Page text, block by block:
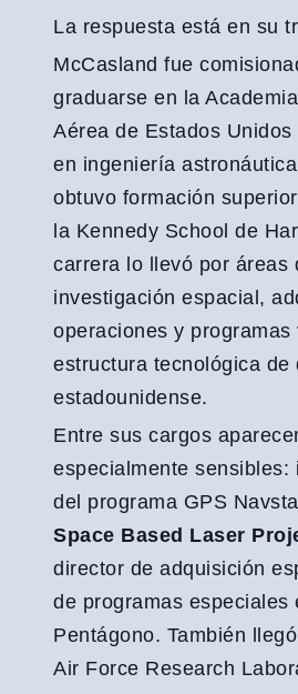
La respuesta está en su
McCasland fue
graduarse en la
Aérea de Estados
en ingeniería
obtuvo formación
la Kennedy School de
carrera lo llevó por áreas
investigación espacial,
operaciones y
estructura tecnológica de
estadounidense.
Entre sus cargos
especialmente sensibles:
del programa GPS
Space Based Laser
director de adquisición
de programas especiales
Pentágono. También
Air Force Research